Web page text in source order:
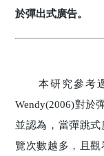
於彈出式廣告。
本研究參考過
Wendy(2006)對於
並認為，當彈跳
覽次數越多，且觀